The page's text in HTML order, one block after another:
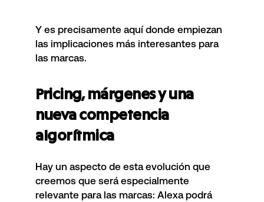
Y es precisamente aquí donde empiezan
las implicaciones más interesantes para
las marcas.
Pricing, márgenes y una
nueva competencia
algorítmica
Hay un aspecto de esta evolución que
creemos que será especialmente
relevante para las marcas: Alexa podrá